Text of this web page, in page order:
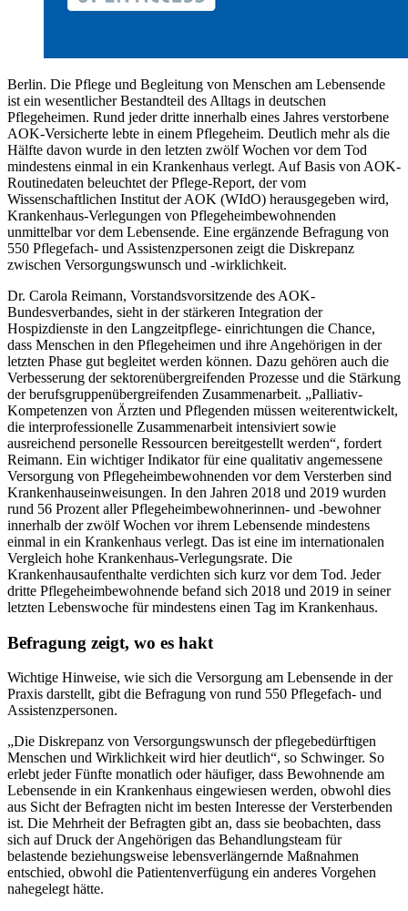
Berlin. Die Pflege und Begleitung von Menschen am Lebensende
ist ein wesentlicher Bestandteil des Alltags in deutschen
Pflegeheimen. Rund jeder dritte innerhalb eines Jahres verstorbene
AOK-Versicherte lebte in einem Pflegeheim. Deutlich mehr als die
Hälfte davon wurde in den letzten zwölf Wochen vor dem Tod
mindestens einmal in ein Krankenhaus verlegt. Auf Basis von AOK-
Routinedaten beleuchtet der Pflege-Report, der vom
Wissenschaftlichen Institut der AOK (WIdO) herausgegeben wird,
Krankenhaus-Verlegungen von Pflegeheimbewohnenden
unmittelbar vor dem Lebensende. Eine ergänzende Befragung von
550 Pflegefach- und Assistenzpersonen zeigt die Diskrepanz
zwischen Versorgungswunsch und -wirklichkeit.
Dr. Carola Reimann, Vorstandsvorsitzende des AOK-
Bundesverbandes, sieht in der stärkeren Integration der
Hospizdienste in den Langzeitpflege- einrichtungen die Chance,
dass Menschen in den Pflegeheimen und ihre Angehörigen in der
letzten Phase gut begleitet werden können. Dazu gehören auch die
Verbesserung der sektorenübergreifenden Prozesse und die Stärkung
der berufsgruppenübergreifenden Zusammenarbeit. „Palliativ-
Kompetenzen von Ärzten und Pflegenden müssen weiterentwickelt,
die interprofessionelle Zusammenarbeit intensiviert sowie
ausreichend personelle Ressourcen bereitgestellt werden“, fordert
Reimann. Ein wichtiger Indikator für eine qualitativ angemessene
Versorgung von Pflegeheimbewohnenden vor dem Versterben sind
Krankenhauseinweisungen. In den Jahren 2018 und 2019 wurden
rund 56 Prozent aller Pflegeheimbewohnerinnen- und -bewohner
innerhalb der zwölf Wochen vor ihrem Lebensende mindestens
einmal in ein Krankenhaus verlegt. Das ist eine im internationalen
Vergleich hohe Krankenhaus-Verlegungsrate. Die
Krankenhausaufenthalte verdichten sich kurz vor dem Tod. Jeder
dritte Pflegeheimbewohnende befand sich 2018 und 2019 in seiner
letzten Lebenswoche für mindestens einen Tag im Krankenhaus.
Befragung zeigt, wo es hakt
Wichtige Hinweise, wie sich die Versorgung am Lebensende in der
Praxis darstellt, gibt die Befragung von rund 550 Pflegefach- und
Assistenzpersonen.
„Die Diskrepanz von Versorgungswunsch der pflegebedürftigen
Menschen und Wirklichkeit wird hier deutlich“, so Schwinger. So
erlebt jeder Fünfte monatlich oder häufiger, dass Bewohnende am
Lebensende in ein Krankenhaus eingewiesen werden, obwohl dies
aus Sicht der Befragten nicht im besten Interesse der Versterbenden
ist. Die Mehrheit der Befragten gibt an, dass sie beobachten, dass
sich auf Druck der Angehörigen das Behandlungsteam für
belastende beziehungsweise lebensverlängernde Maßnahmen
entschied, obwohl die Patientenverfügung ein anderes Vorgehen
nahegelegt hätte.